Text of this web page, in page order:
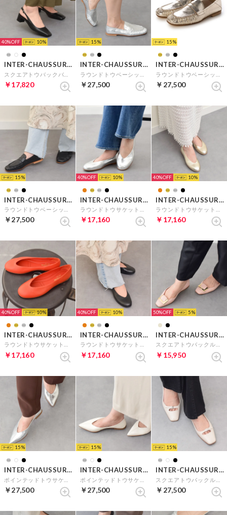
40% 10
INTER-CHAUSSURES
￥17,820
15
INTER-CHAUSSURES
￥27,500
15
INTER-CHAUSSURES
￥27,500
15
INTER-CHAUSSURES
￥27,500
40% 10
INTER-CHAUSSURES
￥17,160
40% 10
INTER-CHAUSSURES
￥17,160
40% 10
INTER-CHAUSSURES
￥17,160
40% 10
INTER-CHAUSSURES
￥17,160
50% 5
INTER-CHAUSSURES
￥15,950
15
INTER-CHAUSSURES
￥27,500
15
INTER-CHAUSSURES
￥27,500
15
INTER-CHAUSSURES
￥27,500